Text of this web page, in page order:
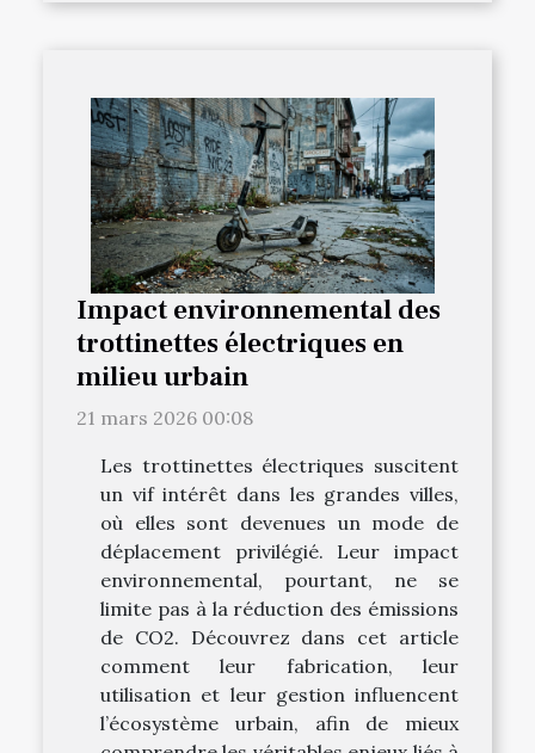
Impact environnemental des
trottinettes électriques en
milieu urbain
21 mars 2026 00:08
Les trottinettes électriques suscitent
un vif intérêt dans les grandes villes,
où elles sont devenues un mode de
déplacement privilégié. Leur impact
environnemental, pourtant, ne se
limite pas à la réduction des émissions
de CO2. Découvrez dans cet article
comment leur fabrication, leur
utilisation et leur gestion influencent
l’écosystème urbain, afin de mieux